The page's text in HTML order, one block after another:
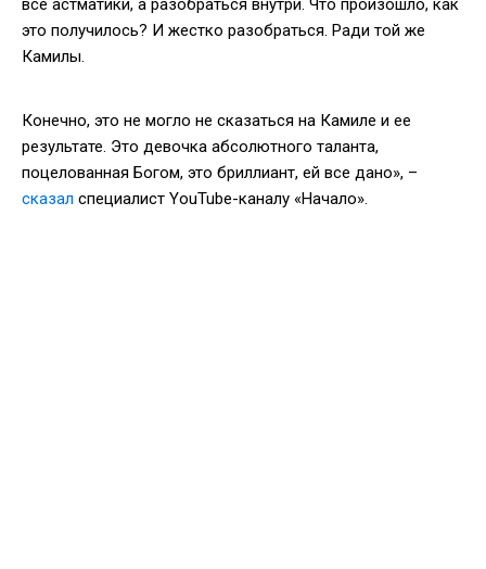
все астматики, а разобраться внутри. Что произошло, как
это получилось? И жестко разобраться. Ради той же
Камилы.
Конечно, это не могло не сказаться на Камиле и ее
результате. Это девочка абсолютного таланта,
поцелованная Богом, это бриллиант, ей все дано», –
сказал специалист YouTube-каналу «Начало».